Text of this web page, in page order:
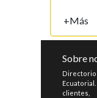
+Más
Sobre
Directorio